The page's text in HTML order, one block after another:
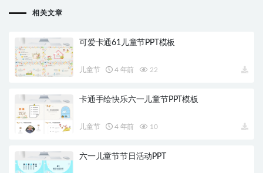
相关文章
可爱卡通61儿童节PPT模板
儿童节 4 年前 22
卡通手绘快乐六一儿童节PPT模板
儿童节 4 年前 10
六一儿童节节日活动PPT